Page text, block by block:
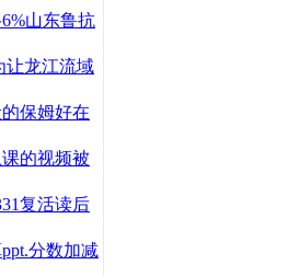
山东鲁抗
让龙江流域
保姆好在
的视频被
复活读后
分数加减